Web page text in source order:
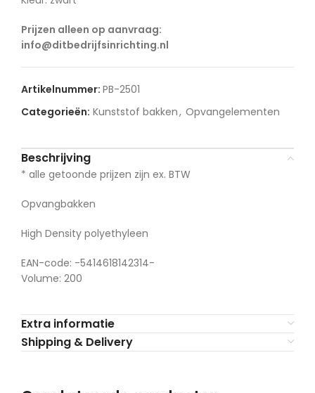
Prijzen alleen op aanvraag:
info@ditbedrijfsinrichting.nl
Artikelnummer: PB-2501
Categorieën: Kunststof bakken, Opvangelementen
Beschrijving
* alle getoonde prijzen zijn ex. BTW
Opvangbakken
High Density polyethyleen
EAN-code: -5414618142314-
Volume: 200
Extra informatie
Shipping & Delivery